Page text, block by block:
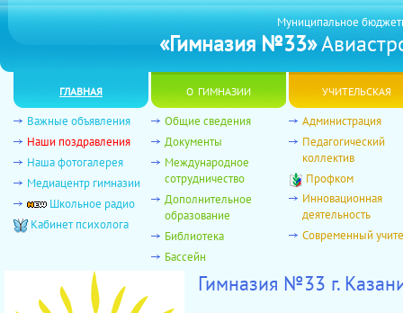
Муниципальное
«Гимназия №33»
главная о гимназии учительская
Важные объявления
Наши поздравления
Наша фотогалерея
Медиацентр гимназии
Школьное радио
Кабинет психолога
Общие сведения
Документы
Международное
сотрудничество
Дополнительное
образование
Библиотека
Бассейн
Администрация
Педагогический
коллектив
Профком
Инновационная
деятельность
Современный
Гимназия №33 г.